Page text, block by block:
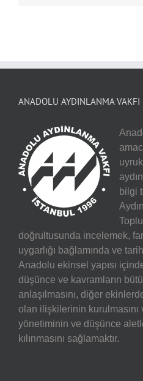
ANADOLU AYDINLANMA VAKFI
uyruk
bilgi
doğrultusunda incelemek,
uygarlığı bağlamında ve
Anadolu ekinsel yapısı
düşünce ve kavramların
anlaşılmasını, diğer
olan ilişkilerinin
yönetiminin ve düşünce
kılınmasını sağlamaktır.